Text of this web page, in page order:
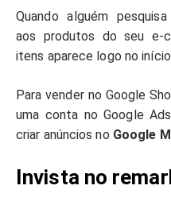
Quando alguém
aos produtos do seu e-
itens aparece logo no
Para vender no Google
uma conta no Google
criar anúncios no Google
Invista no